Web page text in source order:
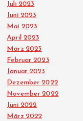
Juli 2023
Juni 2023
Mai 2023
April 2023
März 2023
Februar 2023
Januar 2023
Dezember 2022
November 2022
Juni 2022
März 2022